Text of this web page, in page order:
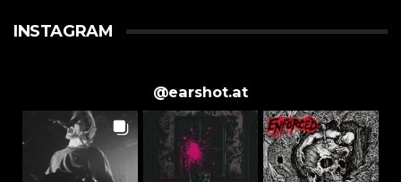
INSTAGRAM
@earshot.at